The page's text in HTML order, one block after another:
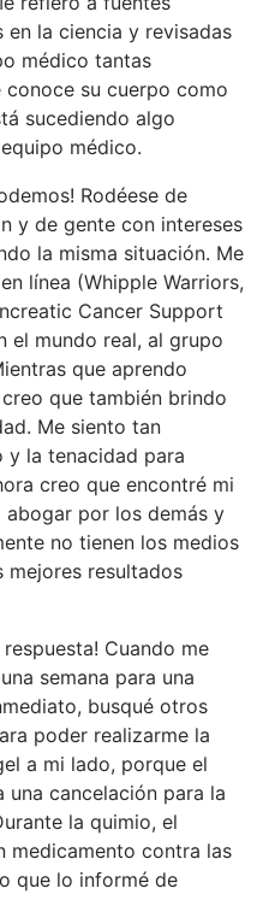
en la ciencia y revisadas
médico tantas
conoce su cuerpo como
sucediendo algo
médico.
Rodéese de
y de gente con intereses
la misma situación. Me
línea (Whipple Warriors,
Cancer Support
el mundo real, al grupo
que aprendo
que también brindo
Me siento tan
y la tenacidad para
creo que encontré mi
por los demás y
no tienen los medios
mejores resultados
Cuando me
semana para una
busqué otros
poder realizarme la
a mi lado, porque el
una cancelación para la
la quimio, el
medicamento contra las
que lo informé de